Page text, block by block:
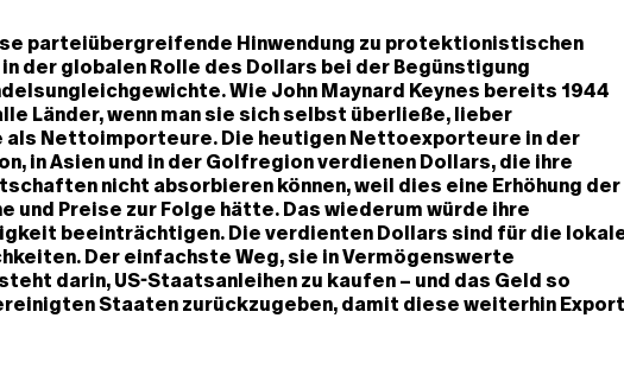
parteiübergreifende Hinwendung zu protektionistischen
der globalen Rolle des Dollars bei der Begünstigung
Wie John Maynard Keynes bereits 1944
Länder, wenn man sie sich selbst überließe, lieber
Nettoimporteure. Die heutigen Nettoexporteure in der
in Asien und in der Golfregion verdienen Dollars, die ihre
nicht absorbieren können, weil dies eine Erhöhung der
und Preise zur Folge hätte. Das wiederum würde ihre
beeinträchtigen. Die verdienten Dollars sind für die
Der einfachste Weg, sie in Vermögenswerte
darin, US-Staatsanleihen zu kaufen – und das Geld so
Staaten zurückzugeben, damit diese weiterhin